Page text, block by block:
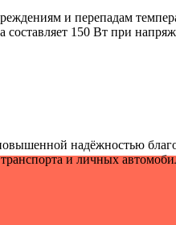
и перепадам
составляет 150 Вт при
надёжностью
и личных